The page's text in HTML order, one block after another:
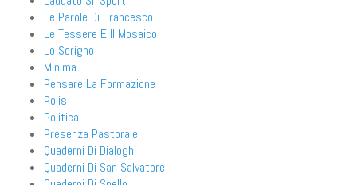
Le Parole Di Francesco
Le Tessere E Il Mosaico
Lo Scrigno
Minima
Pensare La Formazione
Polis
Politica
Presenza Pastorale
Quaderni Di Dialoghi
Quaderni Di San Salvatore